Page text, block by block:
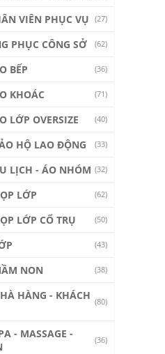
VIÊN PHỤC VỤ (27)
PHỤC CÔNG SỞ (62)
BẾP (36)
KHOÁC (71)
LỚP OVERSIZE (40)
HỘ LAO ĐỘNG (33)
LỊCH - ÁO NHÓM (32)
LỚP (62)
LỚP CỔ TRỤ (50)
(43)
NON (38)
HÀNG - KHÁCH (80)
- MASSAGE -
(36)